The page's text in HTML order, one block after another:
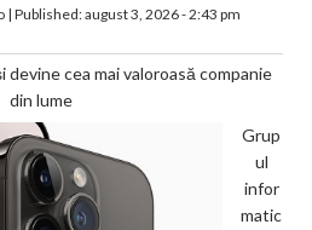
| Published:august 3, 2026 - 2:43 pm
cea mai valoroasă companie
din lume
Grup
ul
infor
matic